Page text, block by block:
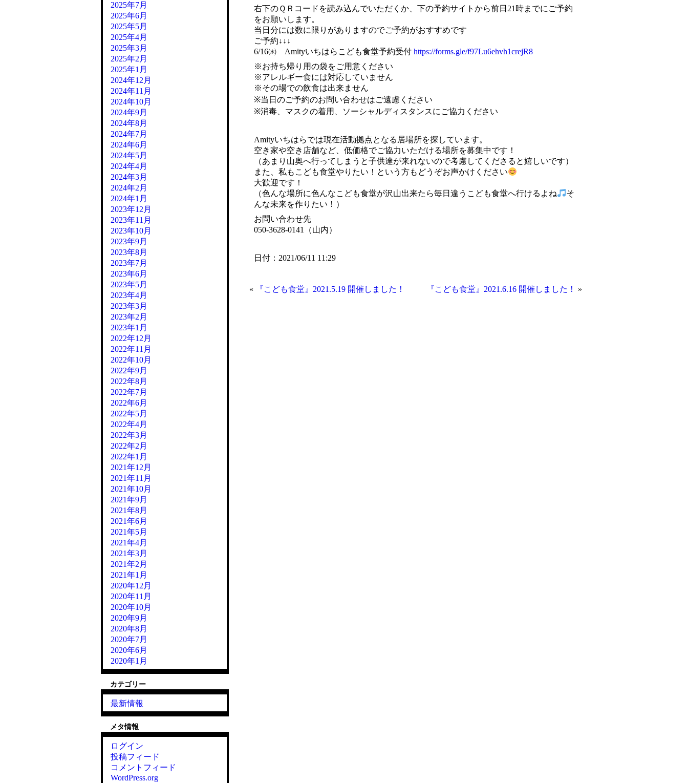
右下のＱＲコードを読み込んでいただくか、下の予約サイトから前日21時までにご予約
をお願いします。
当日分には数に限りがありますのでご予約がおすすめです
ご予約↓↓↓
6/16㈬ Amityいちはらこども食堂予約受付 https://forms.gle/f97Lu6ehvh1crejR8
※お持ち帰り用の袋をご用意ください
※アレルギー食には対応していません
※その場での飲食は出来ません
※当日のご予約のお問い合わせはご遠慮ください
※消毒、マスクの着用、ソーシャルディスタンスにご協力ください
Amityいちはらでは現在活動拠点となる居場所を探しています。
空き家や空き店舗など、低価格でご協力いただける場所を募集中です！
（あまり山奥へ行ってしまうと子供達が来れないので考慮してくださると嬉しいです）
また、私もこども食堂やりたい！という方もどうぞお声かけください
大歓迎です！
（色んな場所に色んなこども食堂が沢山出来たら毎日違うこども食堂へ行けるよね
そ
んな未来を作りたい！）
お問い合わせ先
050-3628-0141（山内）
日付：2021/06/11 11:29
« 『こども食堂』2021.5.19 開催しました！ 『こども食堂』2021.6.16 開催しました！ »
2025年7月
2025年6月
2025年5月
2025年4月
2025年3月
2025年2月
2025年1月
2024年12月
2024年11月
2024年10月
2024年9月
2024年8月
2024年7月
2024年6月
2024年5月
2024年4月
2024年3月
2024年2月
2024年1月
2023年12月
2023年11月
2023年10月
2023年9月
2023年8月
2023年7月
2023年6月
2023年5月
2023年4月
2023年3月
2023年2月
2023年1月
2022年12月
2022年11月
2022年10月
2022年9月
2022年8月
2022年7月
2022年6月
2022年5月
2022年4月
2022年3月
2022年2月
2022年1月
2021年12月
2021年11月
2021年10月
2021年9月
2021年8月
2021年6月
2021年5月
2021年4月
2021年3月
2021年2月
2021年1月
2020年12月
2020年11月
2020年10月
2020年9月
2020年8月
2020年7月
2020年6月
2020年1月
カテゴリー
最新情報
メタ情報
ログイン
投稿フィード
コメントフィード
WordPress.org